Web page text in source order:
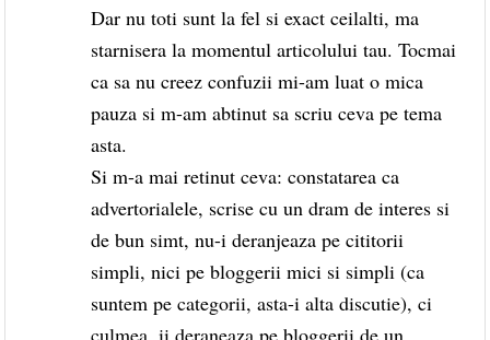
Dar nu toti sunt la fel si exact ceilalti, ma
starnisera la momentul articolului tau. Tocmai
ca sa nu creez confuzii mi-am luat o mica
pauza si m-am abtinut sa scriu ceva pe tema
asta.
Si m-a mai retinut ceva: constatarea ca
advertorialele, scrise cu un dram de interes si
de bun simt, nu-i deranjeaza pe cititorii
simpli, nici pe bloggerii mici si simpli (ca
suntem pe categorii, asta-i alta discutie), ci
culmea, ii deraneaza pe bloggerii de un